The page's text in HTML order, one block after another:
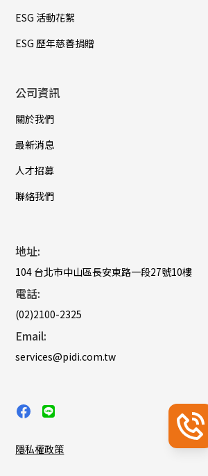
ESG 活動花絮
ESG 歷年慈善捐贈
公司資訊
關於我們
最新消息
人才招募
聯絡我們
地址:
104 台北市中山區長安東路一段27號10樓
電話:
(02)2100-2325
Email:
services@pidi.com.tw
隱私權政策